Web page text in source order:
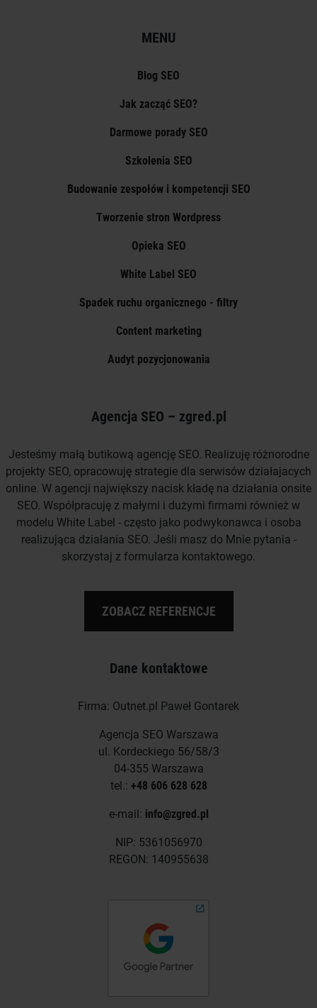
MENU
Blog SEO
Jak zacząć SEO?
Darmowe porady SEO
Szkolenia SEO
Budowanie zespołów i kompetencji SEO
Tworzenie stron Wordpress
Opieka SEO
White Label SEO
Spadek ruchu organicznego - filtry
Content marketing
Audyt pozycjonowania
Agencja SEO – zgred.pl
Jesteśmy małą butikową agencję SEO. Realizuję różnorodne
projekty SEO, opracowuję strategie dla serwisów działajacych
online. W agencji największy nacisk kładę na działania onsite
SEO. Współpracuję z małymi i dużymi firmami również w
modelu White Label - często jako podwykonawca i osoba
realizująca działania SEO. Jeśli masz do Mnie pytania -
skorzystaj z formularza kontaktowego.
ZOBACZ REFERENCJE
Dane kontaktowe
Firma: Outnet.pl Paweł Gontarek
Agencja SEO Warszawa
ul. Kordeckiego 56/58/3
04-355 Warszawa
tel.: +48 606 628 628
e-mail: info@zgred.pl
NIP: 5361056970
REGON: 140955638